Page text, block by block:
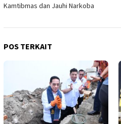
Kamtibmas dan Jauhi Narkoba
POS TERKAIT